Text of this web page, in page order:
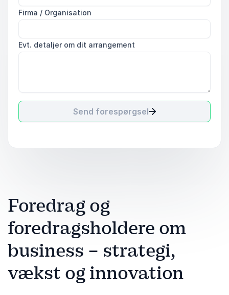
Firma / Organisation
Evt. detaljer om dit arrangement
Send forespørgsel
Foredrag og
foredragsholdere om
business – strategi,
vækst og innovation